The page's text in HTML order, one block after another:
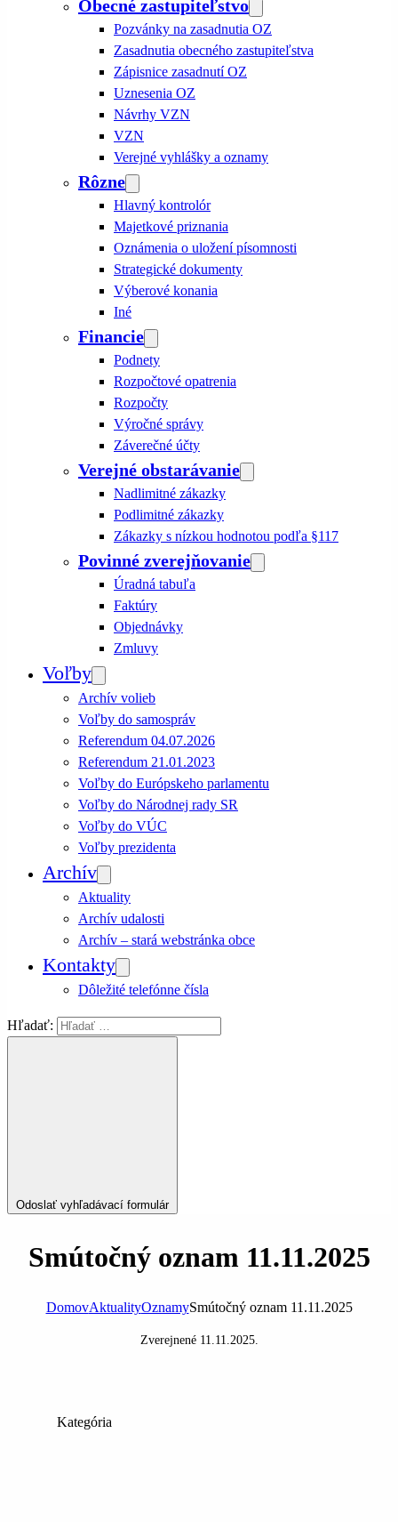
Obecné zastupiteľstvo
Pozvánky na zasadnutia OZ
Zasadnutia obecného zastupiteľstva
Zápisnice zasadnutí OZ
Uznesenia OZ
Návrhy VZN
VZN
Verejné vyhlášky a oznamy
Rôzne
Hlavný kontrolór
Majetkové priznania
Oznámenia o uložení písomnosti
Strategické dokumenty
Výberové konania
Iné
Financie
Podnety
Rozpočtové opatrenia
Rozpočty
Výročné správy
Záverečné účty
Verejné obstarávanie
Nadlimitné zákazky
Podlimitné zákazky
Zákazky s nízkou hodnotou podľa §117
Povinné zverejňovanie
Úradná tabuľa
Faktúry
Objednávky
Zmluvy
Voľby
Archív volieb
Voľby do samospráv
Referendum 04.07.2026
Referendum 21.01.2023
Voľby do Európskeho parlamentu
Voľby do Národnej rady SR
Voľby do VÚC
Voľby prezidenta
Archív
Aktuality
Archív udalosti
Archív – stará webstránka obce
Kontakty
Dôležité telefónne čísla
Hľadať:
Odoslať vyhľadávací formulár
Smútočný oznam 11.11.2025
DomovAktualityOznamySmútočný oznam 11.11.2025
Zverejnené 11.11.2025.
Kategória